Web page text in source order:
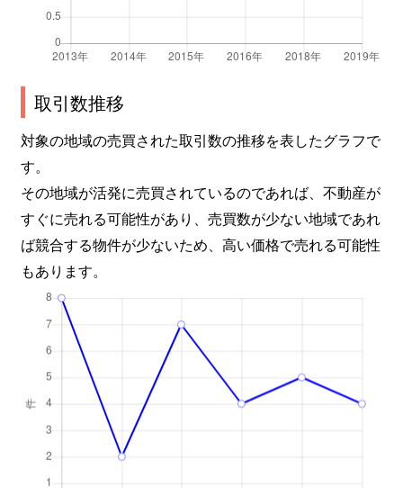
取引数推移
対象の地域の売買された取引数の推移を表したグラフで
す。
その地域が活発に売買されているのであれば、不動産が
すぐに売れる可能性があり、売買数が少ない地域であれ
ば競合する物件が少ないため、高い価格で売れる可能性
もあります。